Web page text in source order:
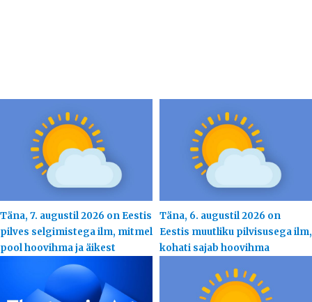
Täna, 7. augustil 2026 on Eestis
pilves selgimistega ilm, mitmel
pool hoovihma ja äikest
Täna, 6. augustil 2026 on
Eestis muutliku pilvisusega ilm,
kohati sajab hoovihma